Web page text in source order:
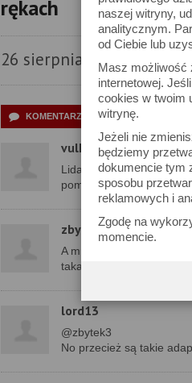
naszej witryny,
analitycznym.
od Ciebie lub
Masz możliwość
internetowej.
cookies w twoim
witrynę.
Jeżeli nie
będziemy
dokumencie tym
sposobu
reklamowych i
Zgodę na
momencie.
rękach
26 sierpnia 2025
KOMENTARZE CZYTELNIKÓW (32)
vulkanwawa
Lidar do świetny
pomiarów itp
zbytek3
A mnie interesuje
taka mozliwosc...
lord13
@zbytek3
No przecież są takie